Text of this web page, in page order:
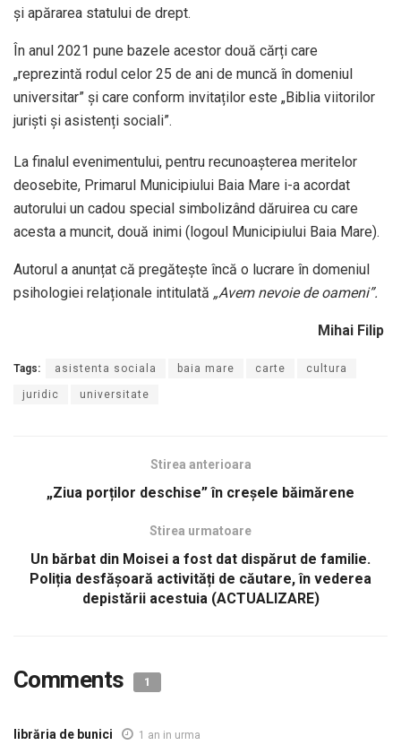
și apărarea statului de drept.
În anul 2021 pune bazele acestor două cărți care
„reprezintă rodul celor 25 de ani de muncă în domeniul
universitar” și care conform invitaților este „Biblia viitorilor
juriști și asistenți sociali”.
La finalul evenimentului, pentru recunoașterea meritelor
deosebite, Primarul Municipiului Baia Mare i-a acordat
autorului un cadou special simbolizând dăruirea cu care
acesta a muncit, două inimi (logoul Municipiului Baia Mare).
Autorul a anunțat că pregătește încă o lucrare în domeniul
psihologiei relaționale intitulată „Avem nevoie de oameni”.
Mihai Filip
Tags: asistenta sociala baia mare carte cultura
juridic universitate
Stirea anterioara
„Ziua porților deschise” în creșele băimărene
Stirea urmatoare
Un bărbat din Moisei a fost dat dispărut de familie.
Poliția desfășoară activități de căutare, în vederea
depistării acestuia (ACTUALIZARE)
Comments 1
librăria de bunici 1 an in urma